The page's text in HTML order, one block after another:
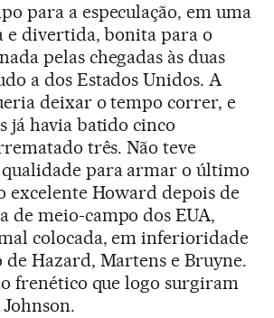
para a especulação, em uma
e divertida, bonita para o
pelas chegadas às duas
a dos Estados Unidos. A
deixar o tempo correr, e
já havia batido cinco
três. Não teve
para armar o último
excelente Howard depois de
de meio-campo dos EUA,
colocada, em inferioridade
Hazard, Martens e Bruyne.
frenético que logo surgiram